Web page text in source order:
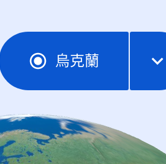
烏克蘭